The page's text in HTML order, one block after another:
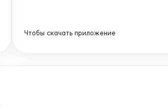
Чтобы скачать приложение